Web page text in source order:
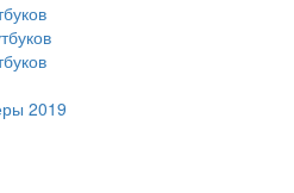
2019